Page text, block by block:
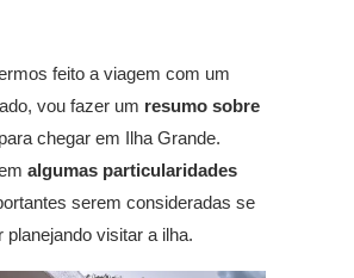
feito a viagem com um
vou fazer um resumo sobre
chegar em Ilha Grande.
algumas particularidades
serem consideradas se
planejando visitar a ilha.